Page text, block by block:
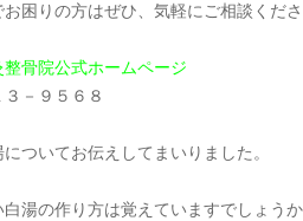
困りの方はぜひ、気軽にご相談くださ
骨院公式ホームページ
－９５６８
ついてお伝えしてまいりました。
湯の作り方は覚えていますでしょうか